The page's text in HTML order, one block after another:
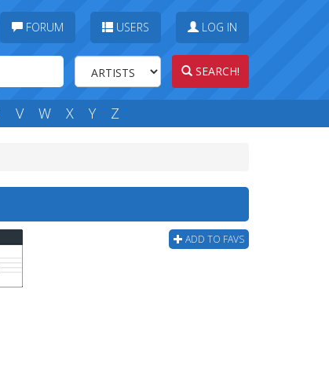
FORUM USERS LOG IN
SEARCH!
V W X Y Z
ADD TO FAVS